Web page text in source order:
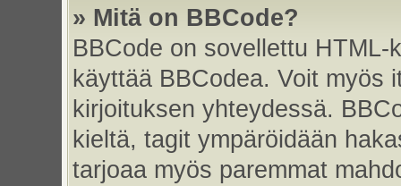
» Mitä on BBCode?
BBCode on sovellettu
käyttää BBCodea. Voit myös
kirjoituksen yhteydessä.
kieltä, tagit ympäröidään
tarjoaa myös paremmat